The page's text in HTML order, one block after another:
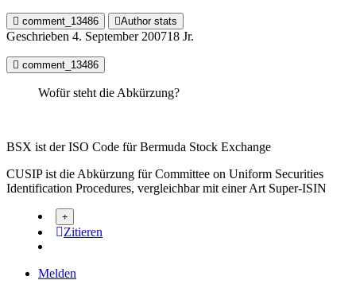
comment_13486 Author stats
Geschrieben 4. September 200718 Jr.
comment_13486
Wofür steht die Abkürzung?
BSX ist der ISO Code für Bermuda Stock Exchange
CUSIP ist die Abkürzung für Committee on Uniform Securities
Identification Procedures, vergleichbar mit einer Art Super-ISIN
Zitieren
Melden